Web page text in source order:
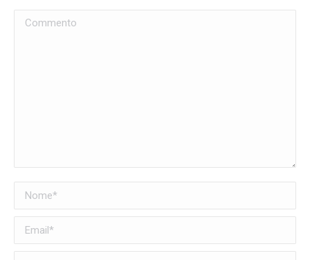
Commento
Nome *
Email *